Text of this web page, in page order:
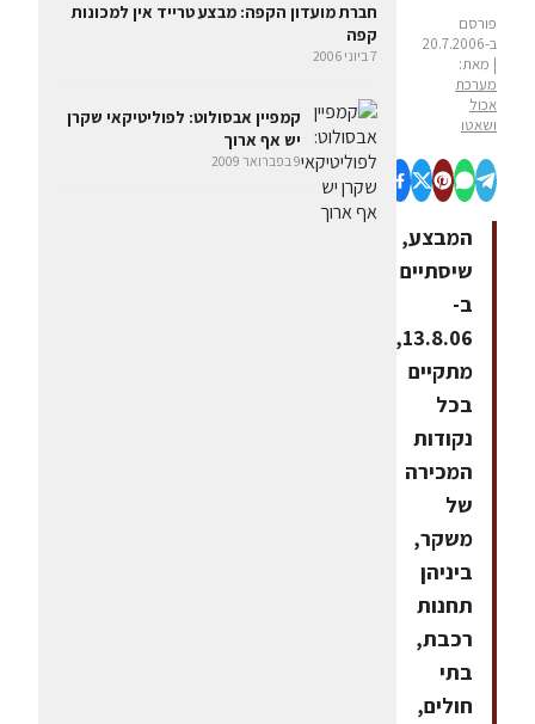
פורסם
ב-20.7.2006
| מאת:
מערכת
אכול
ושאטו
המבצע,
שיסתיים
ב-
13.8.06,
מתקיים
בכל
נקודות
המכירה
של
משקר,
ביניהן
תחנות
רכבת,
בתי
חולים,
חברת מועדון הקפה: מבצע טרייד אין למכונות
קפה
7 ביוני 2006
קמפיין אבסולוט: לפוליטיקאי שקרן
יש אף ארוך
9 בפברואר 2009